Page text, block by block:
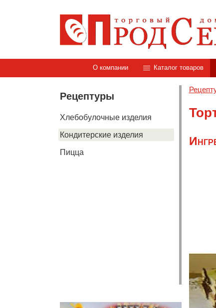
О компании Каталог товаров
Рецептуры
Хлебобулочные изделия
Кондитерские изделия
Пицца